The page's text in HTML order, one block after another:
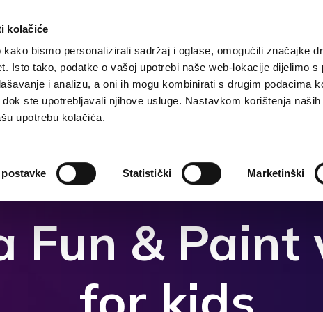
kolačiće
kako bismo personalizirali sadržaj i oglase, omogućili značajke
Isto tako, podatke o vašoj upotrebi naše web-lokacije dijelimo s
i analizu, a oni ih mogu kombinirati s drugim podacima
ste upotrebljavali njihove usluge. Nastavkom korištenja
upotrebu kolačića.
postavke Statistički Marketinški
Размещение Чем заняться? Что
Fun & Paint